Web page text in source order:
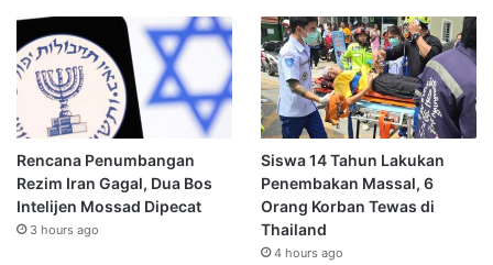
Rencana Penumbangan
Rezim Iran Gagal, Dua Bos
Intelijen Mossad Dipecat
3 hours ago
Siswa 14 Tahun Lakukan
Penembakan Massal, 6
Orang Korban Tewas di
Thailand
4 hours ago